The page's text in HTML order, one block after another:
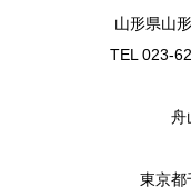
山形県山
TEL 023-
舟
東京都